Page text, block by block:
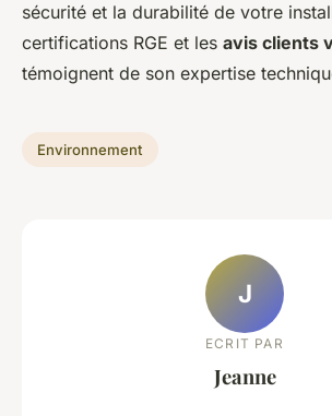
sécurité et la durabilité de votre
certifications RGE et les avis clients
témoignent de son expertise
Environnement
J
ECRIT PAR
Jeanne